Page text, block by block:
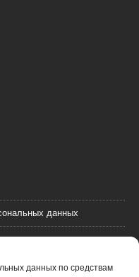
данных по средствам
данных
данных